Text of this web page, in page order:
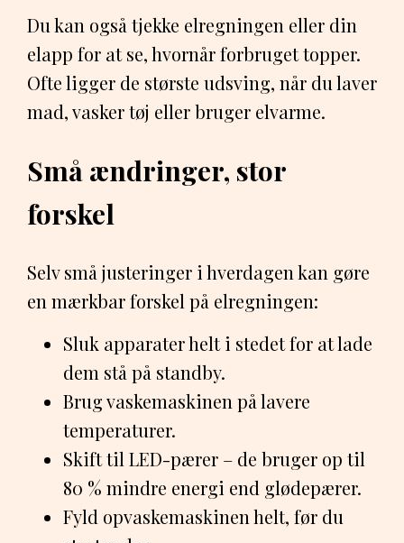
Du kan også tjekke elregningen eller din
elapp for at se, hvornår forbruget topper.
Ofte ligger de største udsving, når du laver
mad, vasker tøj eller bruger elvarme.
Små ændringer, stor
forskel
Selv små justeringer i hverdagen kan gøre
en mærkbar forskel på elregningen:
Sluk apparater helt i stedet for at lade
dem stå på standby.
Brug vaskemaskinen på lavere
temperaturer.
Skift til LED-pærer – de bruger op til
80 % mindre energi end glødepærer.
Fyld opvaskemaskinen helt, før du